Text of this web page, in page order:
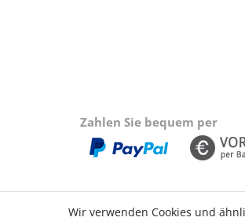
Zahlen Sie bequem per
Wir verwenden Cookies und